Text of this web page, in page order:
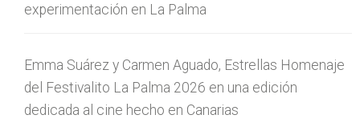
experimentación en La Palma
Emma Suárez y Carmen Aguado, Estrellas Homenaje
del Festivalito La Palma 2026 en una edición
dedicada al cine hecho en Canarias